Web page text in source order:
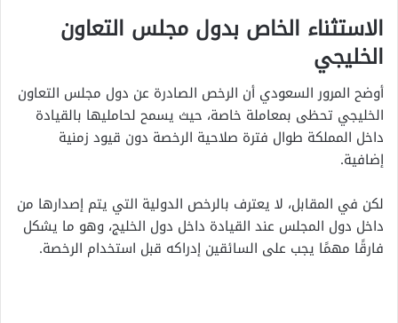
الاستثناء الخاص بدول مجلس التعاون
الخليجي
أوضح المرور السعودي أن الرخص الصادرة عن دول مجلس التعاون
الخليجي تحظى بمعاملة خاصة، حيث يسمح لحامليها بالقيادة
داخل المملكة طوال فترة صلاحية الرخصة دون قيود زمنية
إضافية.
لكن في المقابل، لا يعترف بالرخص الدولية التي يتم إصدارها من
داخل دول المجلس عند القيادة داخل دول الخليج، وهو ما يشكل
فارقًا مهمًا يجب على السائقين إدراكه قبل استخدام الرخصة.